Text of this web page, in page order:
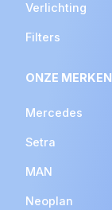
Verlichting
Filters
ONZE MERKEN
Mercedes
Setra
MAN
Neoplan